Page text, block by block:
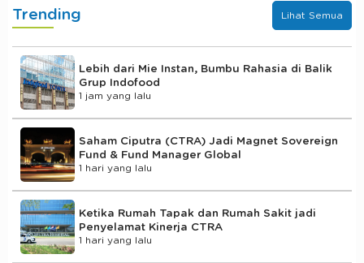
Trending Lihat Semua
Lebih dari Mie Instan, Bumbu Rahasia di Balik
Grup Indofood
1 jam yang lalu
Saham Ciputra (CTRA) Jadi Magnet Sovereign
Fund & Fund Manager Global
1 hari yang lalu
Ketika Rumah Tapak dan Rumah Sakit jadi
Penyelamat Kinerja CTRA
1 hari yang lalu